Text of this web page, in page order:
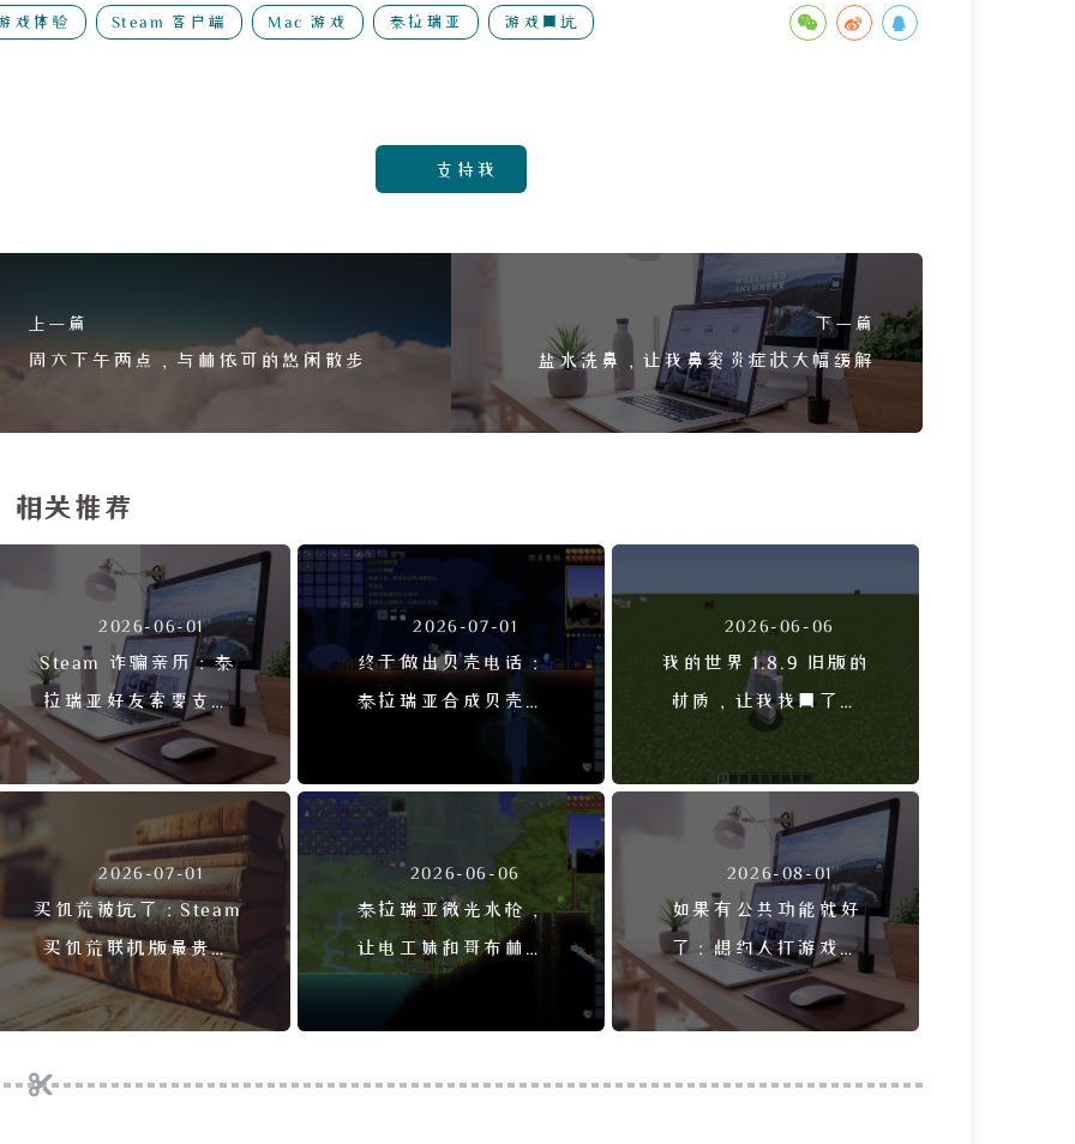
戏体验 Steam 客户端 Mac 游戏 泰拉瑞亚 游戏回坑
支持我
上一篇
周六下午两点，与林依可的悠闲散步
下一篇
盐水洗鼻，让我鼻窦炎症状大幅缓解
相关推荐
2026-06-01
Steam 诈骗亲历：泰
拉瑞亚好友索要支付
记录
2026-07-01
终于做出贝壳电话：
泰拉瑞亚合成贝壳电
2026-06-06
我的世界 1.8.9 旧版的
材质，让我找回了童
2026-07-01
买饥荒被坑了：Steam
买饥荒联机版最贵反
被坑，粗心教训深刻
2026-06-06
泰拉瑞亚微光水枪，
让电工妹和哥布林终
成眷属
2026-08-01
如果有公共功能就好
了：想约人打游戏很
尴尬，应该有公告功